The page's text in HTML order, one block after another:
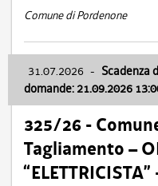
Comune di Pordenone
31.07.2026 - Scadenza
domande: 21.09.2026
325/26 -
Tagliamento –